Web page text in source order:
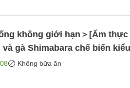
không giới hạn＞[Ẩm thực
gà Shimabara chế biến kiểu
Hải sản theo mùa phong
Không bữa ăn